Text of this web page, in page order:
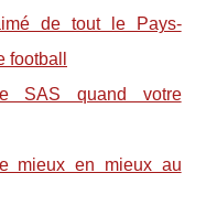
de tout le Pays-
SAS quand votre
mieux en mieux au